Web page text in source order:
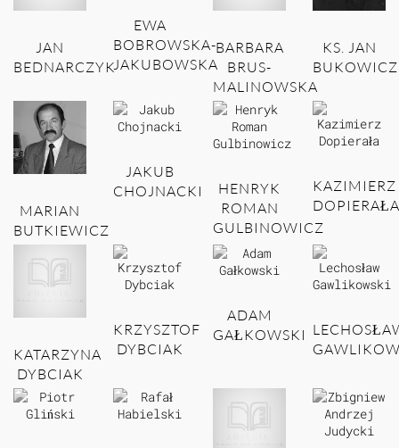
JAN
BEDNARCZYK
EWA
BOBROWSKA-
JAKUBOWSKA
BARBARA
BRUS-
MALINOWSKA
KS. JAN
BUKOWICZ
MARIAN
BUTKIEWICZ
JAKUB
CHOJNACKI
HENRYK
ROMAN
GULBINOWICZ
KAZIMIERZ
DOPIERAŁA
KATARZYNA
DYBCIAK
KRZYSZTOF
DYBCIAK
ADAM
GAŁKOWSKI